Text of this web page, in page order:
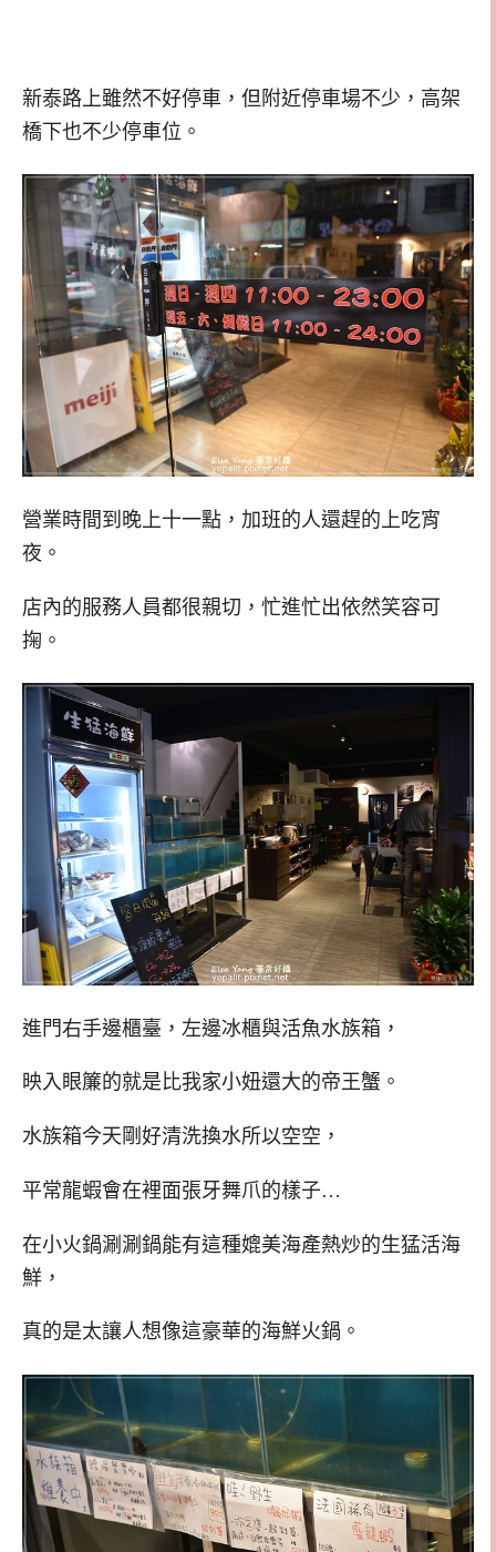
新泰路上雖然不好停車，但附近停車場不少，高架
橋下也不少停車位。
營業時間到晚上十一點，加班的人還趕的上吃宵
夜。
店內的服務人員都很親切，忙進忙出依然笑容可
掬。
進門右手邊櫃臺，左邊冰櫃與活魚水族箱，
映入眼簾的就是比我家小妞還大的帝王蟹。
水族箱今天剛好清洗換水所以空空，
平常龍蝦會在裡面張牙舞爪的樣子…
在小火鍋涮涮鍋能有這種媲美海產熱炒的生猛活海
鮮，
真的是太讓人想像這豪華的海鮮火鍋。